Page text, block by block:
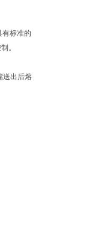
有标准的
。
送出后熔